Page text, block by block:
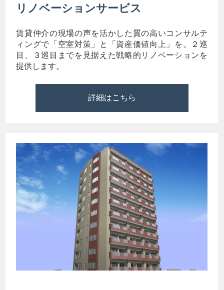
リノベーションサービス
賃貸仲介の現場の声を活かした質の高いコンサルテ
ィングで「空室対策」と「資産価値向上」を。２巡
目、３巡目までを見据えた戦略的リノベーションを
提供します。
詳細はこちら